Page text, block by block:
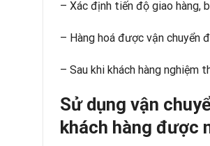
– Xác định tiến độ giao hàng,
– Hàng hoá được vận chuyển
– Sau khi khách hàng nghiệm
Sử dụng vận
khách hàng được